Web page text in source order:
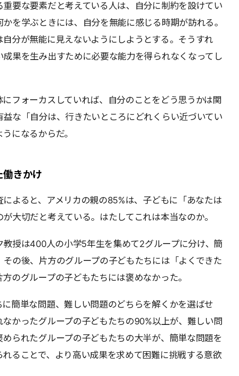
重要な要素だと考えている人は、自分に制約を設けてい
を学ぶときには、自分を無能に感じる時期が訪れる。
自分が無能に見えないようにしようとする。そうすれ
成果を生み出すために必要な能力を得られなくなってし
フォーカスしていれば、自分のことをどう思うかは関
な「自分は、行きたいところにどれくらい近づいてい
になるからだ。
働きかけ
によると、アメリカの親の85%は、子どもに「あなたは
大切だと考えている。はたしてこれは本当なのか。
教授は400人の小学5年生を集めて2グループに分け、簡
その後、片方のグループの子どもたちには「よくできた
のグループの子どもたちには褒めなかった。
簡単な問題、難しい問題のどちらを解くかを選ばせ
なかったグループの子どもたちの90%以上が、難しい問
られたグループの子どもたちの大半が、簡単な問題を
ることで、より高い成果を求めて困難に挑戦する意欲